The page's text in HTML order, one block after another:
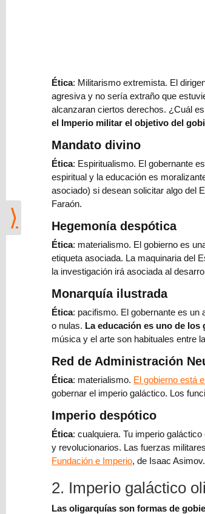
Relato:
Las
cadenas
ayer
Relato:
jubilación
las
lunas
de
Júpiter
Modelo
303
Hacienda
para
escritores
y
correctores
⇨
El
jardinero
y
la
criada:
el
Ética: Militarismo extremista. El
agresiva y no sería extraño que
alcanzaran ciertos derechos. ¿Cuál
el Imperio militar el objetivo del
Mandato divino
Ética: Espiritualismo. El gobernante
espiritual y la educación es
asociado) si desean solicitar algo del
Faraón.
Hegemonía despótica
Ética: materialismo. El gobierno es
etiqueta asociada. La maquinaria del
la investigación irá asociada al
Monarquía ilustrada
Ética: pacifismo. El gobernante es un
o nulas. La educación es uno de
música y el arte son habituales entre
Red de Administración
Ética: materialismo. El gobierno está
gobernar el imperio galáctico. Los
Imperio despótico
Ética: cualquiera. Tu imperio
y revolucionarios. Las fuerzas
Fundación e Imperio, de Isaac Asimov.
2. Imperio galáctico
Las oligarquías son formas de
⟩